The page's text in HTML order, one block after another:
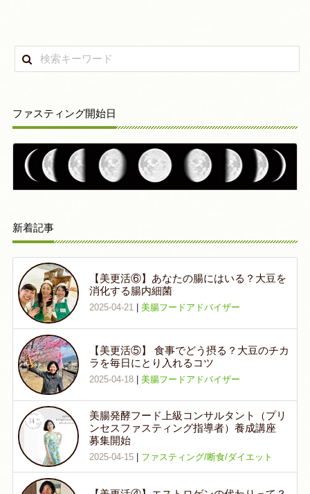
ファスティング開始日
新着記事
【美更活⑥】あなたの腸にはいる？大豆を
消化する腸内細菌
2025-04-21 美腸フードアドバイザー
【美更活⑤】 食事でどう摂る？大豆のチカ
ラを毎日にとり入れるコツ
2025-04-18| 美腸フードアドバイザー
美腸発酵フード上級コンサルタント（プリ
ンセスファスティング指導者）養成講座
募集開始
2025-04-15| ファスティング/断食/ダイエット